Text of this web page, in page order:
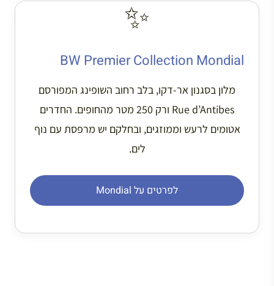
✨
BW Premier Collection Mondial
מלון בסגנון אר-דקו, בלב רחוב השופינג המפורסם
Rue d’Antibes ורק 250 מטר מהחופים. החדרים
אטומים לרעש וממוזגים, ובחלקם יש מרפסת עם נוף
לים.
לפרטים על Mondial